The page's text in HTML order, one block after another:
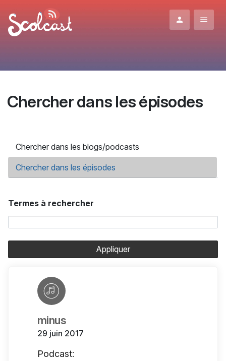
Chercher dans les épisodes
Onglets principaux
Chercher dans les blogs/podcasts
Chercher dans les épisodes
Termes à rechercher
Appliquer
minus
29 juin 2017
Podcast: